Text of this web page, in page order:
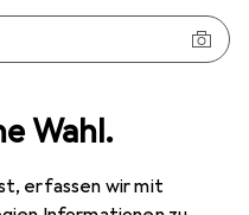
Wahl.
erfassen wir mit
+ Hauseingang